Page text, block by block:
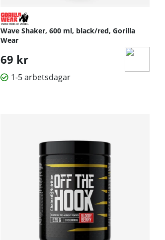
Wave Shaker, 600 ml, black/red, Gorilla
Wear
69 kr
1-5 arbetsdagar